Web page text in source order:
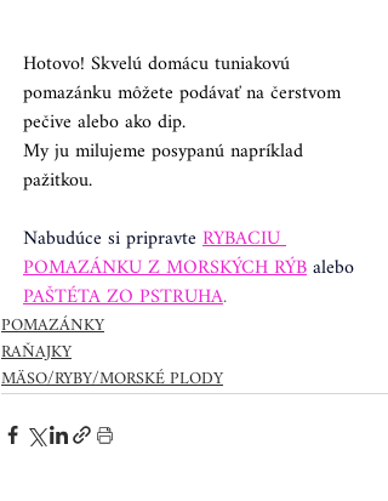
Hotovo! Skvelú domácu tuniakovú
pomazánku môžete podávať na čerstvom
pečive alebo ako dip.
My ju milujeme posypanú napríklad
pažitkou.
Nabudúce si pripravteRYBACIU
POMAZÁNKU Z MORSKÝCH RÝBalebo
PAŠTÉTA ZO PSTRUHA.
POMAZÁNKY
RAŇAJKY
MÄSO/RYBY/MORSKÉ PLODY